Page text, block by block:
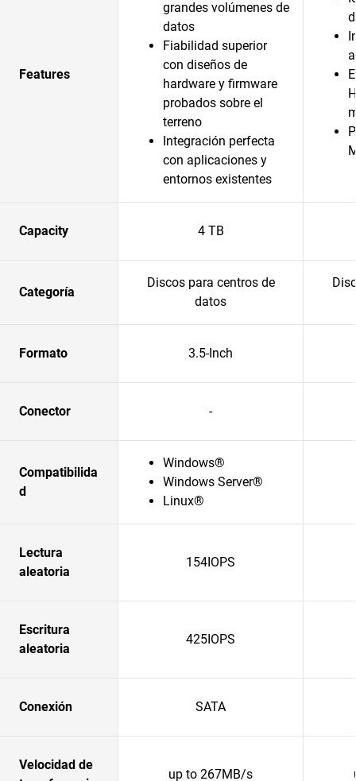
Features
grandes volúmenes de
datos
Fiabilidad superior
con diseños de
hardware y firmware
probados sobre el
terreno
Integración perfecta
con aplicaciones y
entornos existentes
Capacity 4 TB
Categoría
Discos para centros de
datos
Formato 3.5-Inch
Conector -
Compatibilida
d
Windows®
Windows Server®
Linux®
Lectura
aleatoria
154IOPS
Escritura
aleatoria
425IOPS
Conexión SATA
Velocidad de
up to 267MB/s